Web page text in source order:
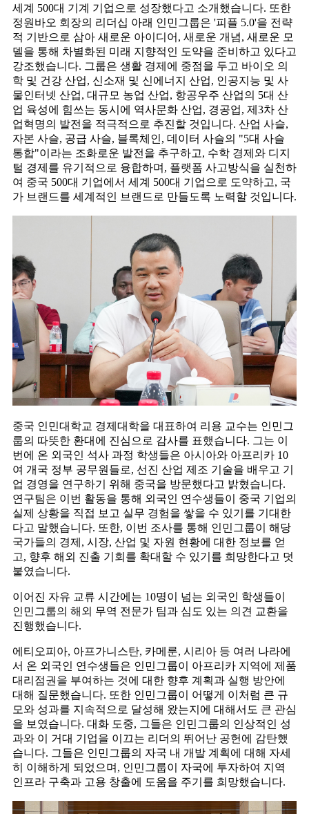
세계 500대 기계 기업으로 성장했다고 소개했습니다. 또한
정원바오 회장의 리더십 아래 인민그룹은 '피플 5.0'을 전략
적 기반으로 삼아 새로운 아이디어, 새로운 개념, 새로운 모
델을 통해 차별화된 미래 지향적인 도약을 준비하고 있다고
강조했습니다. 그룹은 생활 경제에 중점을 두고 바이오 의
학 및 건강 산업, 신소재 및 신에너지 산업, 인공지능 및 사
물인터넷 산업, 대규모 농업 산업, 항공우주 산업의 5대 산
업 육성에 힘쓰는 동시에 역사문화 산업, 경공업, 제3차 산
업혁명의 발전을 적극적으로 추진할 것입니다. 산업 사슬,
자본 사슬, 공급 사슬, 블록체인, 데이터 사슬의 "5대 사슬
통합"이라는 조화로운 발전을 추구하고, 수학 경제와 디지
털 경제를 유기적으로 융합하며, 플랫폼 사고방식을 실천하
여 중국 500대 기업에서 세계 500대 기업으로 도약하고, 국
가 브랜드를 세계적인 브랜드로 만들도록 노력할 것입니다.
중국 인민대학교 경제대학을 대표하여 리용 교수는 인민그
룹의 따뜻한 환대에 진심으로 감사를 표했습니다. 그는 이
번에 온 외국인 석사 과정 학생들은 아시아와 아프리카 10
여 개국 정부 공무원들로, 선진 산업 제조 기술을 배우고 기
업 경영을 연구하기 위해 중국을 방문했다고 밝혔습니다.
연구팀은 이번 활동을 통해 외국인 연수생들이 중국 기업의
실제 상황을 직접 보고 실무 경험을 쌓을 수 있기를 기대한
다고 말했습니다. 또한, 이번 조사를 통해 인민그룹이 해당
국가들의 경제, 시장, 산업 및 자원 현황에 대한 정보를 얻
고, 향후 해외 진출 기회를 확대할 수 있기를 희망한다고 덧
붙였습니다.
이어진 자유 교류 시간에는 10명이 넘는 외국인 학생들이
인민그룹의 해외 무역 전문가 팀과 심도 있는 의견 교환을
진행했습니다.
에티오피아, 아프가니스탄, 카메룬, 시리아 등 여러 나라에
서 온 외국인 연수생들은 인민그룹이 아프리카 지역에 제품
대리점권을 부여하는 것에 대한 향후 계획과 실행 방안에
대해 질문했습니다. 또한 인민그룹이 어떻게 이처럼 큰 규
모와 성과를 지속적으로 달성해 왔는지에 대해서도 큰 관심
을 보였습니다. 대화 도중, 그들은 인민그룹의 인상적인 성
과와 이 거대 기업을 이끄는 리더의 뛰어난 공헌에 감탄했
습니다. 그들은 인민그룹의 자국 내 개발 계획에 대해 자세
히 이해하게 되었으며, 인민그룹이 자국에 투자하여 지역
인프라 구축과 고용 창출에 도움을 주기를 희망했습니다.